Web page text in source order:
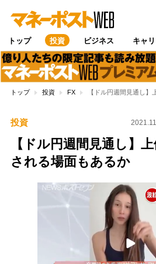
トップ 投資 ビジネス キャ
トップ 投資 FX 【ドル円週間見通し】
投資
【ドル円週間見通し】
される場面もあるか